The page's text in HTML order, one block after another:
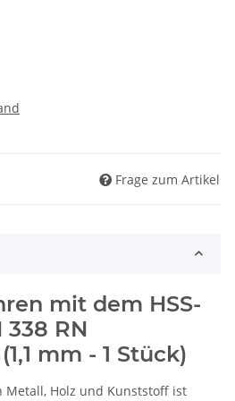
Frage zum Artikel
mit dem HSS-
338 RN
mm - 1 Stück)
Metall, Holz und Kunststoff ist